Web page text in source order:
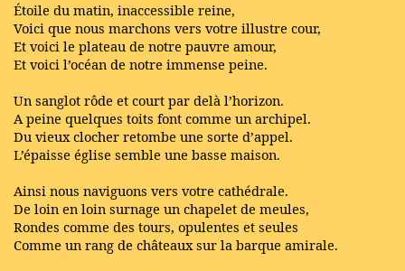
Étoile du matin, inaccessible reine,
Voici que nous marchons vers votre illustre cour,
Et voici le plateau de notre pauvre amour,
Et voici l’océan de notre immense peine.
Un sanglot rôde et court par delà l’horizon.
A peine quelques toits font comme un archipel.
Du vieux clocher retombe une sorte d’appel.
L’épaisse église semble une basse maison.
Ainsi nous naviguons vers votre cathédrale.
De loin en loin surnage un chapelet de meules,
Rondes comme des tours, opulentes et seules
Comme un rang de châteaux sur la barque amirale.